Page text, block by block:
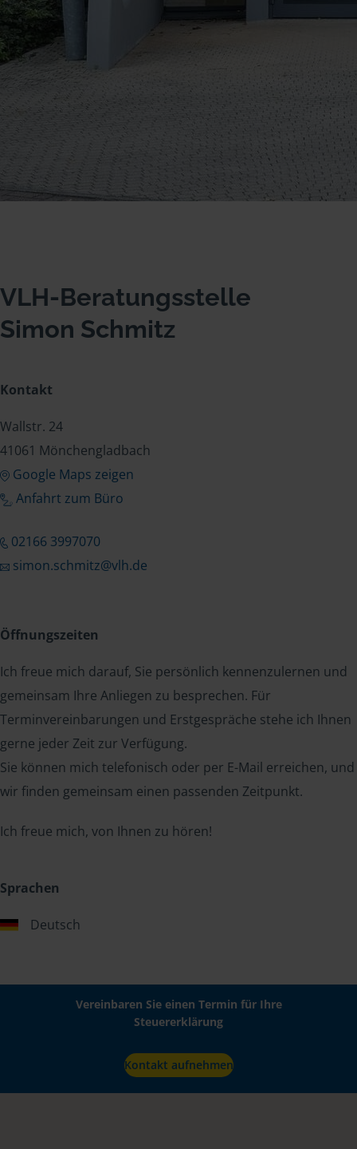
VLH-Beratungsstelle
Simon Schmitz
Kontakt
Wallstr. 24
41061 Mönchengladbach
Google Maps zeigen
Anfahrt zum Büro
02166 3997070
simon.schmitz@vlh.de
Öffnungszeiten
Ich freue mich darauf, Sie persönlich kennenzulernen und
gemeinsam Ihre Anliegen zu besprechen. Für
Terminvereinbarungen und Erstgespräche stehe ich Ihnen
gerne jeder Zeit zur Verfügung.
Sie können mich telefonisch oder per E-Mail erreichen, und
wir finden gemeinsam einen passenden Zeitpunkt.
Ich freue mich, von Ihnen zu hören!
Sprachen
Deutsch
Vereinbaren Sie einen Termin für Ihre
Steuererklärung
Kontakt aufnehmen